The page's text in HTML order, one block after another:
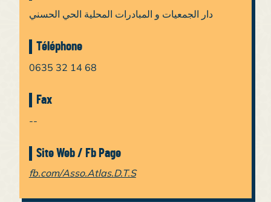
دار الجمعيات و المبادرات المحلية الحي الحسني
Téléphone
0635 32 14 68
Fax
--
Site Web / Fb Page
fb.com/Asso.Atlas.D.T.S